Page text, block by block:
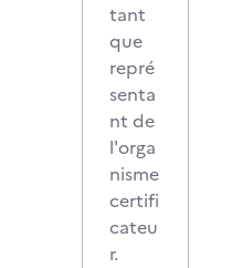
tant
que
repré
senta
nt de
l'orga
nisme
certifi
cateu
r.